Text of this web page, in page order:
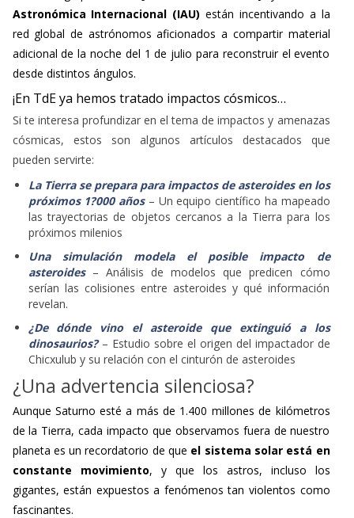
Astronómica Internacional (IAU) están incentivando a la
red global de astrónomos aficionados a compartir material
adicional de la noche del 1 de julio para reconstruir el evento
desde distintos ángulos.
¡En TdE ya hemos tratado impactos cósmicos…
Si te interesa profundizar en el tema de impactos y amenazas
cósmicas, estos son algunos artículos destacados que
pueden servirte:
La Tierra se prepara para impactos de asteroides en los
próximos 1?000 años – Un equipo científico ha mapeado
las trayectorias de objetos cercanos a la Tierra para los
próximos milenios
Una simulación modela el posible impacto de
asteroides – Análisis de modelos que predicen cómo
serían las colisiones entre asteroides y qué información
revelan.
¿De dónde vino el asteroide que extinguió a los
dinosaurios? – Estudio sobre el origen del impactador de
Chicxulub y su relación con el cinturón de asteroides
¿Una advertencia silenciosa?
Aunque Saturno esté a más de 1.400 millones de kilómetros
de la Tierra, cada impacto que observamos fuera de nuestro
planeta es un recordatorio de que el sistema solar está en
constante movimiento, y que los astros, incluso los
gigantes, están expuestos a fenómenos tan violentos como
fascinantes.